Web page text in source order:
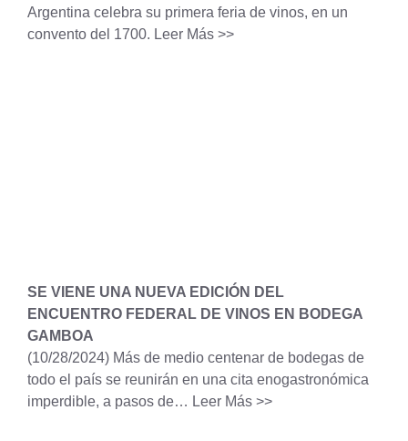
Argentina celebra su primera feria de vinos, en un
convento del 1700. Leer Más >>
SE VIENE UNA NUEVA EDICIÓN DEL
ENCUENTRO FEDERAL DE VINOS EN BODEGA
GAMBOA
(10/28/2024) Más de medio centenar de bodegas de
todo el país se reunirán en una cita enogastronómica
imperdible, a pasos de… Leer Más >>